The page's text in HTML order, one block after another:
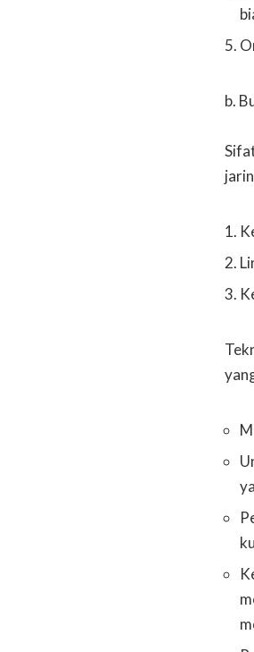
b.